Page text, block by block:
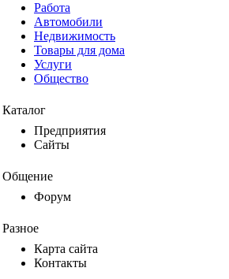
Работа
Автомобили
Недвижимость
Товары для дома
Услуги
Общество
Каталог
Предприятия
Сайты
Общение
Форум
Разное
Карта сайта
Контакты